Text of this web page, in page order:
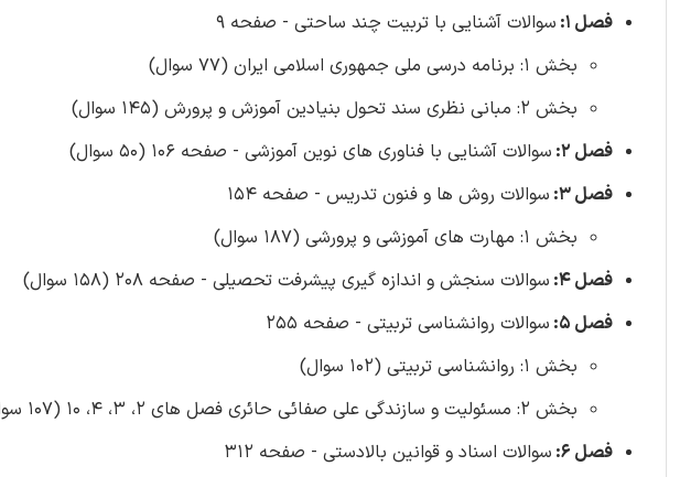
فصل 1:
سوالات آشنایی با تربیت چند ساحتی - صفحه 9
بخش 1: برنامه درسی ملی جمهوری اسلامی ایران (77 سوال)
بخش 2: مبانی نظری سند تحول بنیادین آموزش و پرورش (145 سوال)
فصل 2:
سوالات آشنایی با فناوری های نوین آموزشی - صفحه 106 (50 سوال)
فصل 3:
سوالات روش ها و فنون تدریس - صفحه 154
بخش 1: مهارت های آموزشی و پرورشی (187 سوال)
فصل 4:
سوالات سنجش و اندازه گیری پیشرفت تحصیلی - صفحه 208 (158 سوال)
فصل 5:
سوالات روانشناسی تربیتی - صفحه 255
بخش 1: روانشناسی تربیتی (102 سوال)
بخش 2: مسئولیت و سازندگی علی صفائی حائری فصل های 2، 3، 4، 10 (107 سوال)
فصل 6:
سوالات اسناد و قوانین بالادستی - صفحه 312